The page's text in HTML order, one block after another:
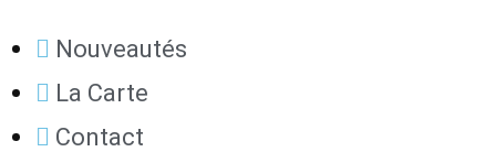
Nouveautés
La Carte
Contact